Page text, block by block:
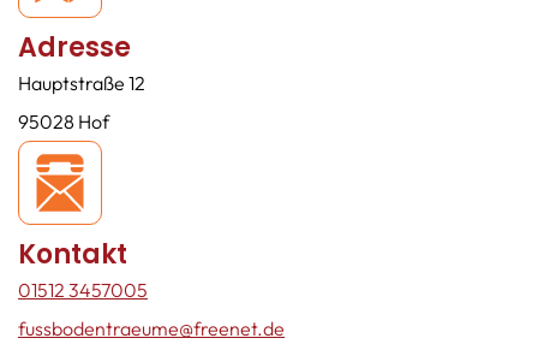
Adresse
Hauptstraße 12
95028 Hof
Kontakt
01512 3457005
fussbodentraeume@freenet.de